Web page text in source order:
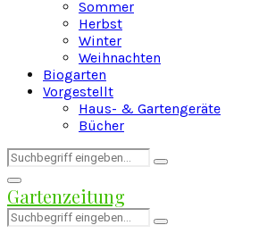
Sommer
Herbst
Winter
Weihnachten
Biogarten
Vorgestellt
Haus- & Gartengeräte
Bücher
Search
for:
Search
Facebook
Twitter
Instagram
Pinterest
Youtube
Snapchat
Primary
Menu
Gartenzeitung
Search
for:
Search